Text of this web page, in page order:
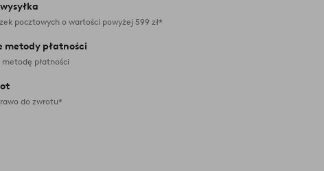
pocztowych o wartości powyżej 599 zł*
metody płatności
metodę płatności
do zwrotu*